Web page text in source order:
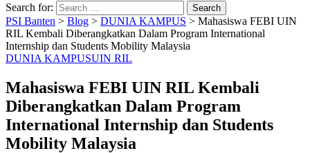
Search for:
PSI Banten > Blog > DUNIA KAMPUS > Mahasiswa FEBI UIN
RIL Kembali Diberangkatkan Dalam Program International
Internship dan Students Mobility Malaysia
DUNIA KAMPUSUIN RIL
Mahasiswa FEBI UIN RIL Kembali
Diberangkatkan Dalam Program
International Internship dan Students
Mobility Malaysia